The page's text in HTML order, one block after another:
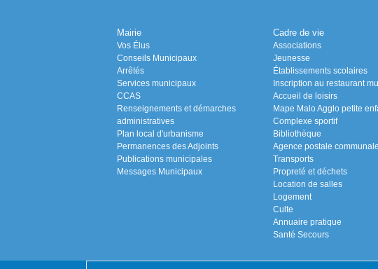
Mairie
Vos Élus
Conseils Municipaux
Arrêtés
Services municipaux
CCAS
Renseignements et démarches
administratives
Plan local d'urbanisme
Permanences des Adjoints
Publications municipales
Messages Municipaux
Cadre de vie
Associations
Jeunesse
Établissements scolaires
Inscription au restaurant
Accueil de loisirs
Mape Malo Agglo petite
Complexe sportif
Bibliothèque
Agence postale communale
Transports
Propreté et déchets
Location de salles
Logement
Culte
Annuaire pratique
Santé Secours